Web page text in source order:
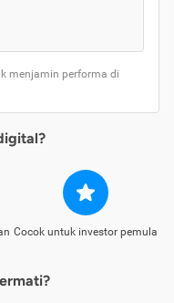
menjamin performa di
Cocok untuk investor pemula